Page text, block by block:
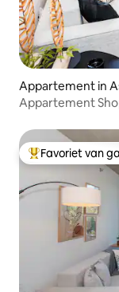
Appartement in
Appartement
Topfavoriet van
Favoriet van